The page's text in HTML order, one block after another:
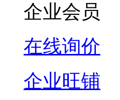
企业会员
在线询价
企业旺铺